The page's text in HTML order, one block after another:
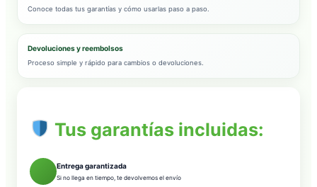
Conoce todas tus garantías y cómo usarlas paso a paso.
Devoluciones y reembolsos
Proceso simple y rápido para cambios o devoluciones.
Tus garantías incluidas:
Entrega garantizada
Si no llega en tiempo, te devolvemos el envío